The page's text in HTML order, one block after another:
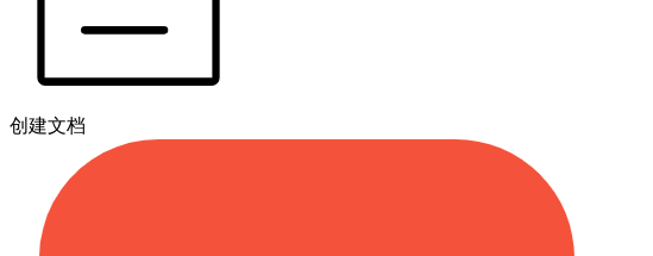
创建文档